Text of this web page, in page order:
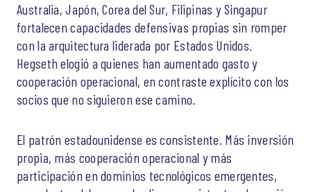
Australia, Japón, Corea del Sur, Filipinas y Singapur
fortalecen capacidades defensivas propias sin romper
con la arquitectura liderada por Estados Unidos.
Hegseth elogió a quienes han aumentado gasto y
cooperación operacional, en contraste explícito con los
socios que no siguieron ese camino.
El patrón estadounidense es consistente. Más inversión
propia, más cooperación operacional y más
participación en dominios tecnológicos emergentes,